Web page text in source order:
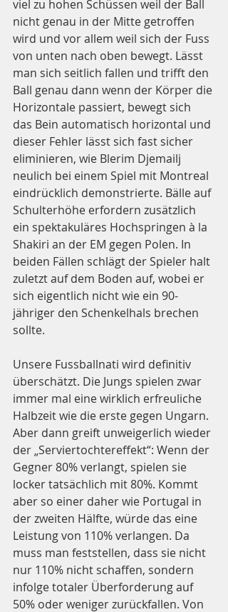
viel zu hohen Schüssen weil der Ball
nicht genau in der Mitte getroffen
wird und vor allem weil sich der Fuss
von unten nach oben bewegt. Lässt
man sich seitlich fallen und trifft den
Ball genau dann wenn der Körper die
Horizontale passiert, bewegt sich
das Bein automatisch horizontal und
dieser Fehler lässt sich fast sicher
eliminieren, wie Blerim Djemailj
neulich bei einem Spiel mit Montreal
eindrücklich demonstrierte. Bälle auf
Schulterhöhe erfordern zusätzlich
ein spektakuläres Hochspringen à la
Shakiri an der EM gegen Polen. In
beiden Fällen schlägt der Spieler halt
zuletzt auf dem Boden auf, wobei er
sich eigentlich nicht wie ein 90-
jähriger den Schenkelhals brechen
sollte.
Unsere Fussballnati wird definitiv
überschätzt. Die Jungs spielen zwar
immer mal eine wirklich erfreuliche
Halbzeit wie die erste gegen Ungarn.
Aber dann greift unweigerlich wieder
der „Serviertochtereffekt“: Wenn der
Gegner 80% verlangt, spielen sie
locker tatsächlich mit 80%. Kommt
aber so einer daher wie Portugal in
der zweiten Hälfte, würde das eine
Leistung von 110% verlangen. Da
muss man feststellen, dass sie nicht
nur 110% nicht schaffen, sondern
infolge totaler Überforderung auf
50% oder weniger zurückfallen. Von